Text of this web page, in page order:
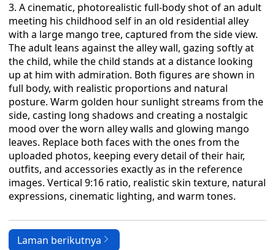
3. A cinematic, photorealistic full-body shot of an adult
meeting his childhood self in an old residential alley
with a large mango tree, captured from the side view.
The adult leans against the alley wall, gazing softly at
the child, while the child stands at a distance looking
up at him with admiration. Both figures are shown in
full body, with realistic proportions and natural
posture. Warm golden hour sunlight streams from the
side, casting long shadows and creating a nostalgic
mood over the worn alley walls and glowing mango
leaves. Replace both faces with the ones from the
uploaded photos, keeping every detail of their hair,
outfits, and accessories exactly as in the reference
images. Vertical 9:16 ratio, realistic skin texture, natural
expressions, cinematic lighting, and warm tones.
Laman berikutnya